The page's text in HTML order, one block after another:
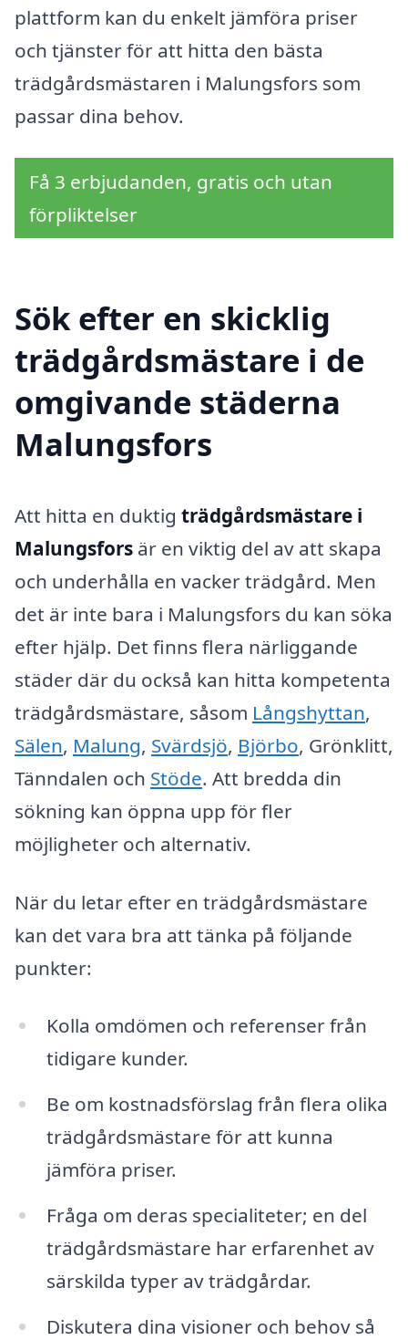
plattform kan du enkelt jämföra priser
och tjänster för att hitta den bästa
trädgårdsmästaren i Malungsfors som
passar dina behov.
Få 3 erbjudanden, gratis och utan
förpliktelser
Sök efter en skicklig
trädgårdsmästare i de
omgivande städerna
Malungsfors
Att hitta en duktig trädgårdsmästare i
Malungsfors är en viktig del av att skapa
och underhålla en vacker trädgård. Men
det är inte bara i Malungsfors du kan söka
efter hjälp. Det finns flera närliggande
städer där du också kan hitta kompetenta
trädgårdsmästare, såsom Långshyttan,
Sälen, Malung, Svärdsjö, Björbo, Grönklitt,
Tänndalen och Stöde. Att bredda din
sökning kan öppna upp för fler
möjligheter och alternativ.
När du letar efter en trädgårdsmästare
kan det vara bra att tänka på följande
punkter:
Kolla omdömen och referenser från
tidigare kunder.
Be om kostnadsförslag från flera olika
trädgårdsmästare för att kunna
jämföra priser.
Fråga om deras specialiteter; en del
trädgårdsmästare har erfarenhet av
särskilda typer av trädgårdar.
Diskutera dina visioner och behov så